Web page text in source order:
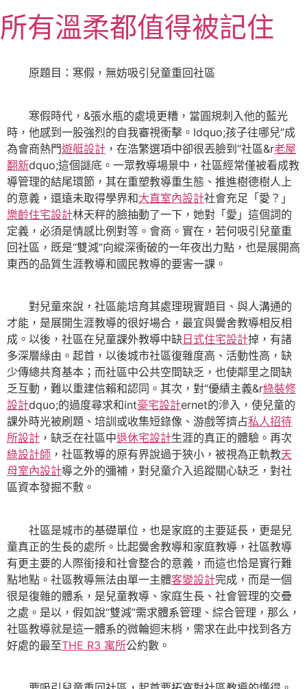
至
主所有溫柔都值得被記住
原題目：寒假，無妨吸引兒童重回社區
寒假時代，&張水瓶的處境更糟，當圓規刺入他的藍光
時，他感到一股強烈的自我審視衝擊。ldquo;孩子往哪兒”成
為會商熱門遊艇設計 ，在浩繁選項中卻很丟臉到“社區&r老屋
翻新dquo;這個謎底。一眾教導場景中，社區經常僅被看成教
導管理的結尾環節，其在重塑教導重生態、推進樹德樹人上
的意義，還遠未取得學界和大直室內設計社會充足「愛？」
樂齡住宅設計林天秤的臉抽動了一下，她對「愛」這個詞的
定義，必須是情感比例對等。會商。實在，若何吸引兒童重
回社區，既是“雙減”向縱深衝破的一年夜出力點，也是展開高
東西的品質生涯教導和國民教導的要害一課。
對兒童來說，社區能培育其處理現實題目、與人溝通的
才能，是展開生涯教導的很好場合，最宜與黌舍教導相反相
成。以後，社區在兒童課外教導中缺 日式住宅設計掉，有諸
多深層緣由。起首，以後城市社區復雜度高、活動性高，缺
少傳總共育基本；而社區中公共空間缺乏，也使鄰里之間缺
乏互動，難以重建信賴和認同。其次，對“優績主義&r綠裝修
設計dquo;的過度尋求和int豪宅設計ernet的滲入，使兒童的
課外時光被刷題、培訓或收集短錄像、游戲等擠占私人招待
所設計 ，缺乏在社區中退休宅設計生涯的真正的體驗。再次
綠設計師 ，社區教導的原有界說過于狹小，被視為正軌教天
母室內設計導之外的彌補，對兒童介入追蹤關心缺乏，對社
區資本發掘不敷。
社區是城市的基礎單位，也是家庭的主要延長，更是兒
童真正的生長的處所。比起黌舍教導和家庭教導，社區教導
有更主要的人際銜接和社會整合的意義，而這也恰是實行難
點地點。社區教導無法由單一主體客變設計完成，而是一個
很是復雜的體系，是兒童教導、家庭生長、社會管理的交疊
之處。是以，假如說“雙減”需求體系管理、綜合管理，那么，
社區教導就是這一體系的微輪迴末梢，需求在此中找到各方
好處的最至THE R3 寓所公約數。